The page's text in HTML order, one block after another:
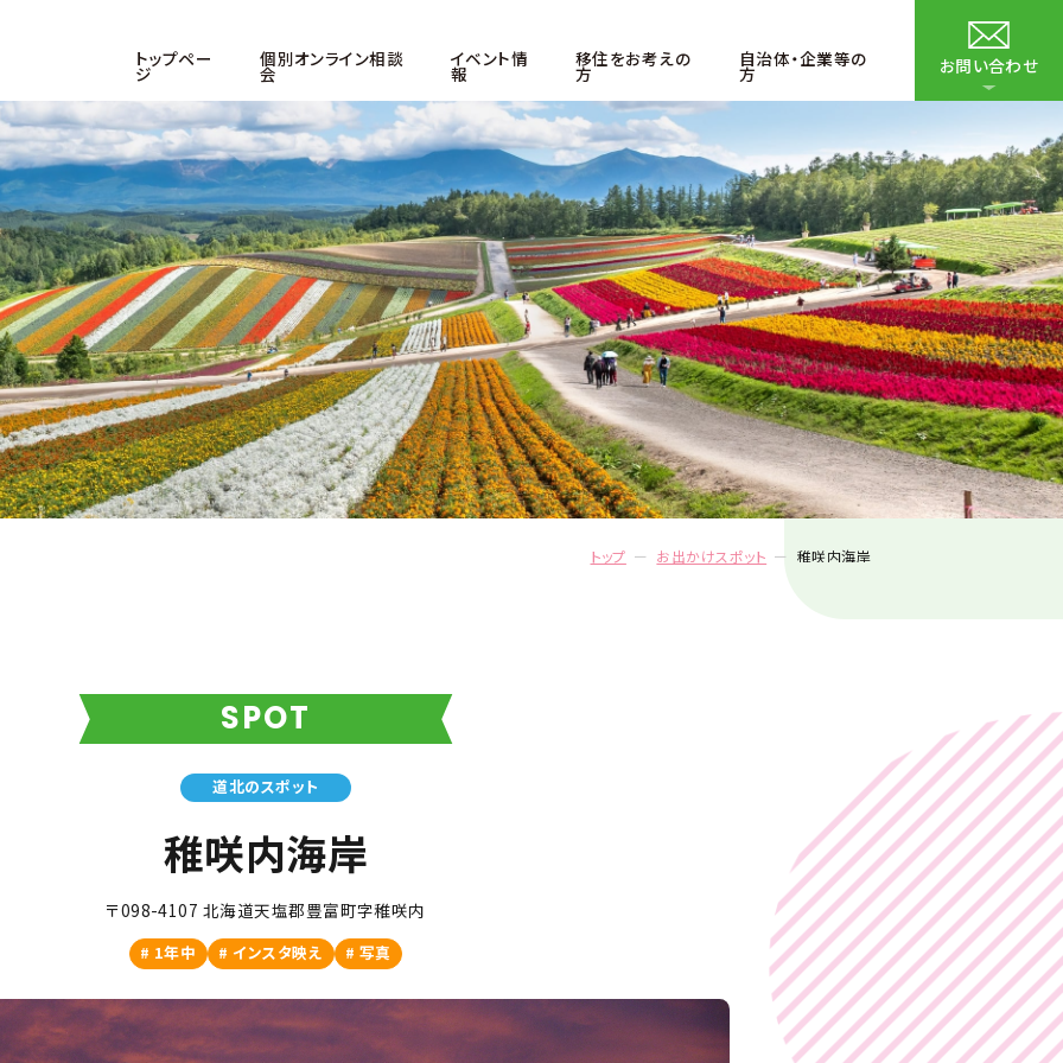
トップペー
ジ
個別オンライン相談
会
イベント情
報
移住をお考えの
方
自治体・企業等の
方 お問い合わせ
トップ お出かけスポット 稚咲内海岸
SPOT
道北のスポット
稚咲内海岸
〒098-4107 北海道天塩郡豊富町字稚咲内
1年中 インスタ映え 写真